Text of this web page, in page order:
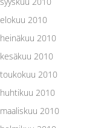
elokuu 2010
heinäkuu 2010
kesäkuu 2010
toukokuu 2010
huhtikuu 2010
maaliskuu 2010